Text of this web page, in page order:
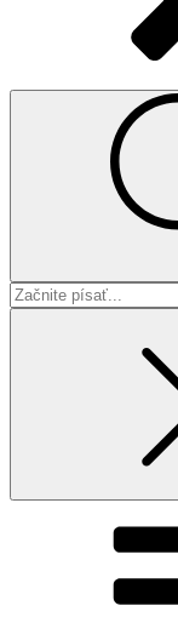
Search
for